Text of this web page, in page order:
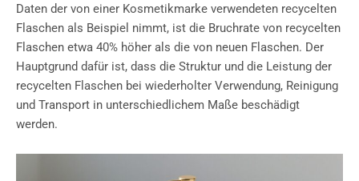
Daten der von einer Kosmetikmarke verwendeten recycelten
Flaschen als Beispiel nimmt, ist die Bruchrate von recycelten
Flaschen etwa 40% höher als die von neuen Flaschen. Der
Hauptgrund dafür ist, dass die Struktur und die Leistung der
recycelten Flaschen bei wiederholter Verwendung, Reinigung
und Transport in unterschiedlichem Maße beschädigt
werden.